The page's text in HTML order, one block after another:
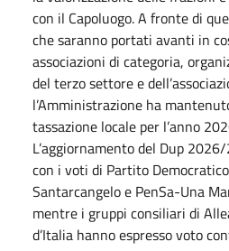
con il Capoluogo. A fronte di
che saranno portati avanti in
associazioni di categoria,
del terzo settore e
l’Amministrazione ha
tassazione locale per l’anno
L’aggiornamento del Dup
con i voti di Partito
Santarcangelo e PenSa-Una
mentre i gruppi consiliari di
d’Italia hanno espresso voto